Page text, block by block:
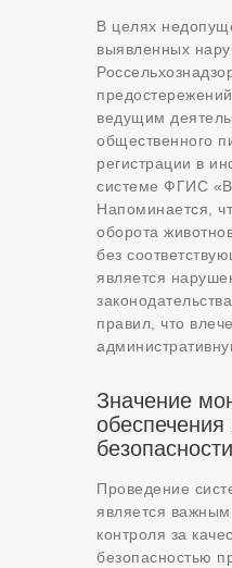
В целях
выявленных
ведущим
общественного
регистрации в
системе ФГИС
Напоминается,
оборота
без
является
правил, что
Значение
безопасности
Проведение
является
контроля за
безопасностью